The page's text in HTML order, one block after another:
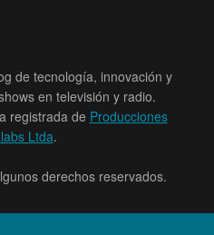
de tecnología, innovación y
en televisión y radio.
registrada de Producciones
Ltda.
derechos reservados.